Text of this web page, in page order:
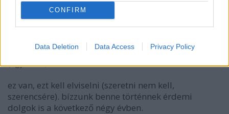
CONFIRM
Data Deletion Data Access Privacy Policy
@vakvarju:
1. a kdnp-t ne számoljuk, egyszerűen nem léteznek a
nagytestvér nélkül
2. azt írtam ők voltak az egyetlenek akik képesek
valamilyen szintű kormányzásra. az összes többi
(egyelőre) alkalmatlan.
ez van, ezt kell elviselni (szeretni nem kell,
szerencsére). bízzunk benne történnek érdemi
dolgok is a következő négy évben.